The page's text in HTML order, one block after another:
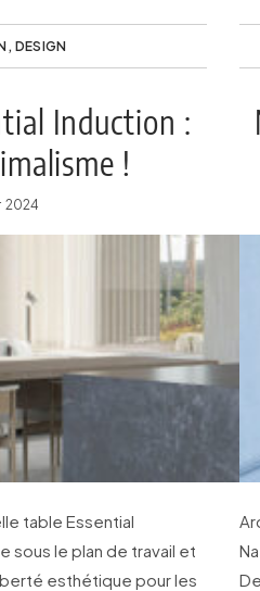
, DESIGN
Induction :
!
2024
table Essential
sous le plan de travail et
esthétique pour les